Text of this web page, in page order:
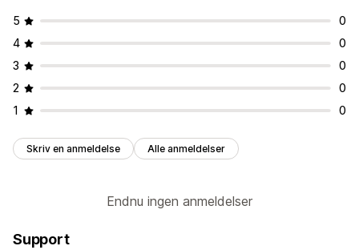
5
0
4
0
3
0
2
0
1
0
Skriv en anmeldelse Alle anmeldelser
Endnu ingen anmeldelser
Support